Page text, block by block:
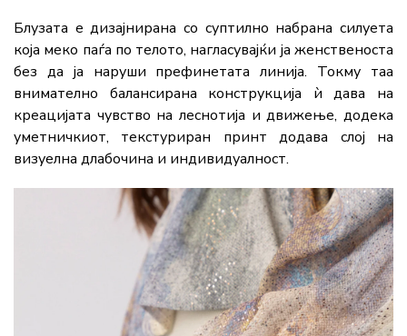
Блузата едизајниранасо суптилно набранасилуета
која меко паѓа по телото, нагласувајќи јаженственоста
без да ја наруши префинетаталинија. Токму таа
внимателно балансирана конструкција ѝдава на
креацијата чувство налеснотија идвижење,додека
уметничкиот, текстуриран принтдодава слој на
визуелна длабочина и индивидуалност.